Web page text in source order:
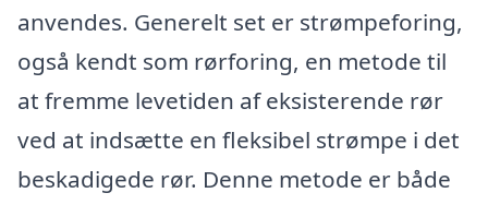
anvendes. Generelt set er strømpeforing,
også kendt som rørforing, en metode til
at fremme levetiden af eksisterende rør
ved at indsætte en fleksibel strømpe i det
beskadigede rør. Denne metode er både